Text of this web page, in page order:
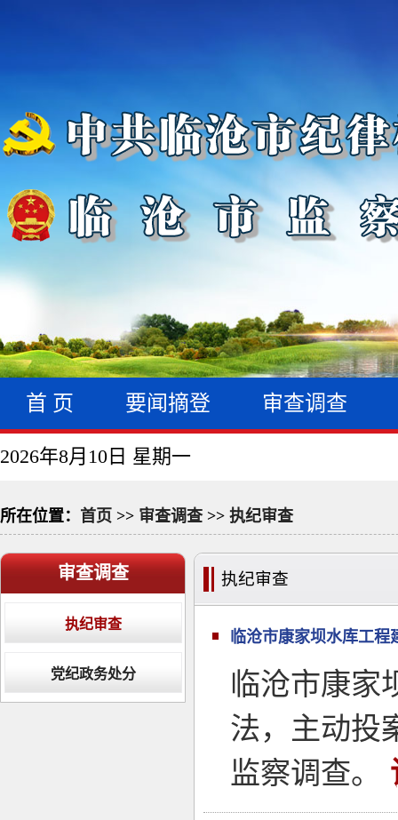
首 页 要闻摘登 审查调查
2026年8月10日 星期一
所在位置： 首页 >> 审查调查 >> 执纪审查
审查调查
执纪审查
党纪政务处分
执纪审查
临沧市康家坝水库工程
临沧市康家
法，主动投
监察调查。